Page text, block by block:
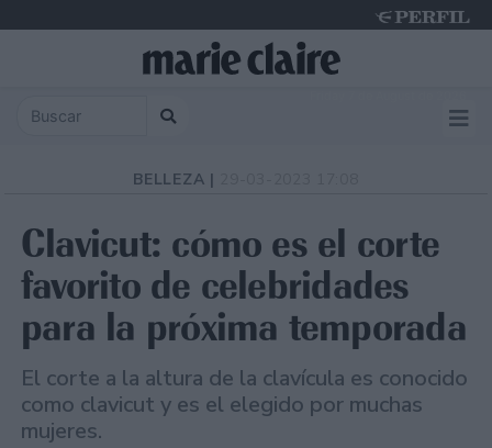
BELLEZA |
Clavicut: cómo es el corte
favorito de celebridades
para la próxima temporada
El corte a la altura de la clavícula es conocido
como clavicut y es el elegido por muchas
mujeres.